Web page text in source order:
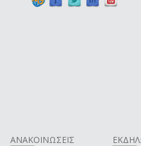
ΑΝΑΚΟΙΝΩΣΕΙΣ